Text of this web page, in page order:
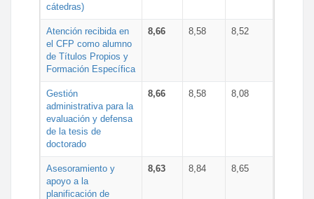
cátedras)
Atención recibida en
el CFP como alumno
de Títulos Propios y
Formación Específica
8,66 8,58 8,52
Gestión
administrativa para la
evaluación y defensa
de la tesis de
doctorado
8,66 8,58 8,08
Asesoramiento y
apoyo a la
planificación de
8,63 8,84 8,65